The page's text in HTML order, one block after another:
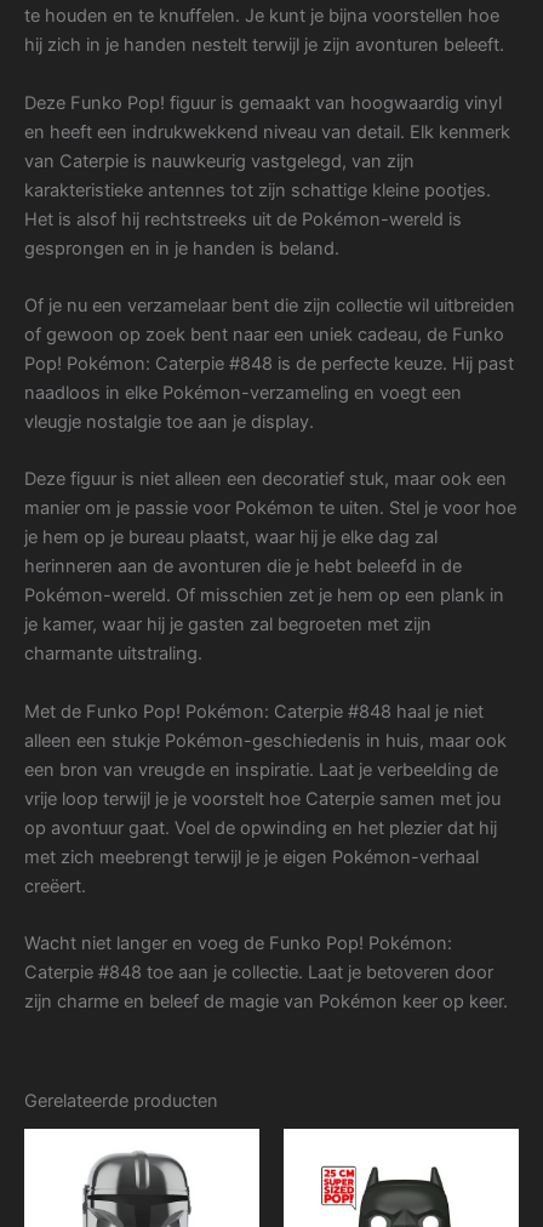
te houden en te knuffelen. Je kunt je bijna voorstellen hoe
hij zich in je handen nestelt terwijl je zijn avonturen beleeft.
Deze Funko Pop! figuur is gemaakt van hoogwaardig vinyl
en heeft een indrukwekkend niveau van detail. Elk kenmerk
van Caterpie is nauwkeurig vastgelegd, van zijn
karakteristieke antennes tot zijn schattige kleine pootjes.
Het is alsof hij rechtstreeks uit de Pokémon-wereld is
gesprongen en in je handen is beland.
Of je nu een verzamelaar bent die zijn collectie wil uitbreiden
of gewoon op zoek bent naar een uniek cadeau, de Funko
Pop! Pokémon: Caterpie #848 is de perfecte keuze. Hij past
naadloos in elke Pokémon-verzameling en voegt een
vleugje nostalgie toe aan je display.
Deze figuur is niet alleen een decoratief stuk, maar ook een
manier om je passie voor Pokémon te uiten. Stel je voor hoe
je hem op je bureau plaatst, waar hij je elke dag zal
herinneren aan de avonturen die je hebt beleefd in de
Pokémon-wereld. Of misschien zet je hem op een plank in
je kamer, waar hij je gasten zal begroeten met zijn
charmante uitstraling.
Met de Funko Pop! Pokémon: Caterpie #848 haal je niet
alleen een stukje Pokémon-geschiedenis in huis, maar ook
een bron van vreugde en inspiratie. Laat je verbeelding de
vrije loop terwijl je je voorstelt hoe Caterpie samen met jou
op avontuur gaat. Voel de opwinding en het plezier dat hij
met zich meebrengt terwijl je je eigen Pokémon-verhaal
creëert.
Wacht niet langer en voeg de Funko Pop! Pokémon:
Caterpie #848 toe aan je collectie. Laat je betoveren door
zijn charme en beleef de magie van Pokémon keer op keer.
Gerelateerde producten